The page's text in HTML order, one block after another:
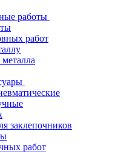
работы
работ
заклепочников
работ